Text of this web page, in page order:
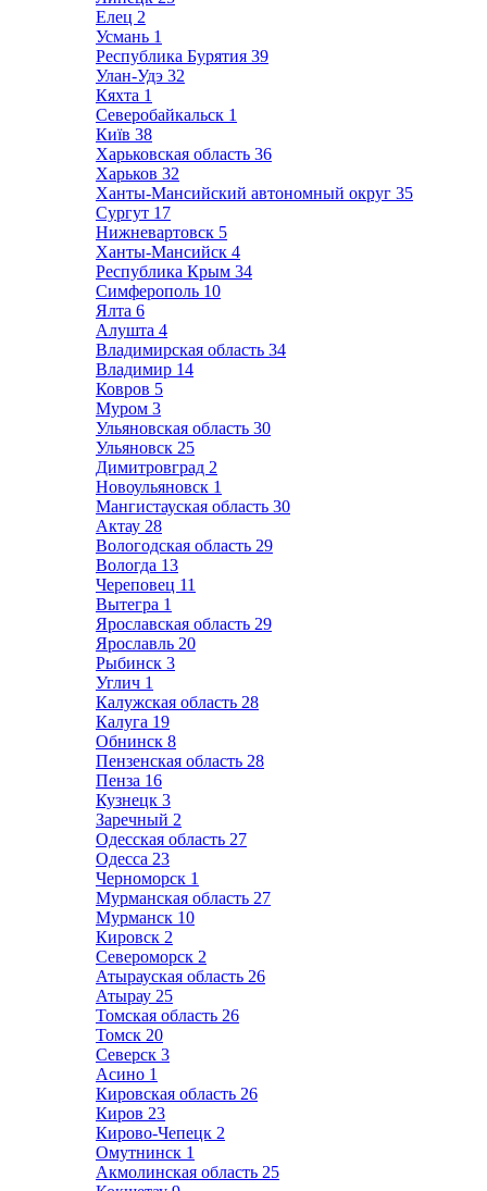
Елец 2
Усмань 1
Республика Бурятия 39
Улан-Удэ 32
Кяхта 1
Северобайкальск 1
Київ 38
Харьковская область 36
Харьков 32
Ханты-Мансийский автономный округ 35
Сургут 17
Нижневартовск 5
Ханты-Мансийск 4
Республика Крым 34
Симферополь 10
Ялта 6
Алушта 4
Владимирская область 34
Владимир 14
Ковров 5
Муром 3
Ульяновская область 30
Ульяновск 25
Димитровград 2
Новоульяновск 1
Мангистауская область 30
Актау 28
Вологодская область 29
Вологда 13
Череповец 11
Вытегра 1
Ярославская область 29
Ярославль 20
Рыбинск 3
Углич 1
Калужская область 28
Калуга 19
Обнинск 8
Пензенская область 28
Пенза 16
Кузнецк 3
Заречный 2
Одесская область 27
Одесса 23
Черноморск 1
Мурманская область 27
Мурманск 10
Кировск 2
Североморск 2
Атырауская область 26
Атырау 25
Томская область 26
Томск 20
Северск 3
Асино 1
Кировская область 26
Киров 23
Кирово-Чепецк 2
Омутнинск 1
Акмолинская область 25